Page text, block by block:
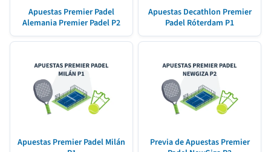
Apuestas Premier Padel
Alemania Premier Padel P2
Apuestas Decathlon Premier
Padel Róterdam P1
Apuestas Premier Padel Milán
Previa de Apuestas Premier